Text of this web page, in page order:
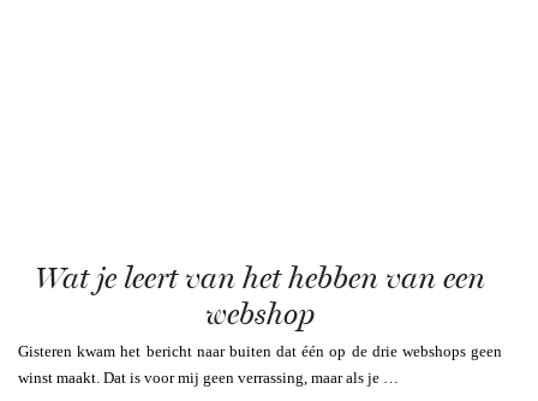
Wat je leert van het hebben van een
webshop
Gisteren kwam het bericht naar buiten dat één op de drie webshops geen
winst maakt. Dat is voor mij geen verrassing, maar als je …